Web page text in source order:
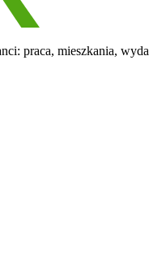
praca, mieszkania,